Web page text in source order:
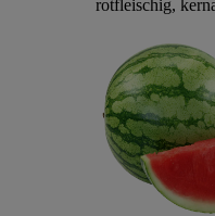
rotfleischig,